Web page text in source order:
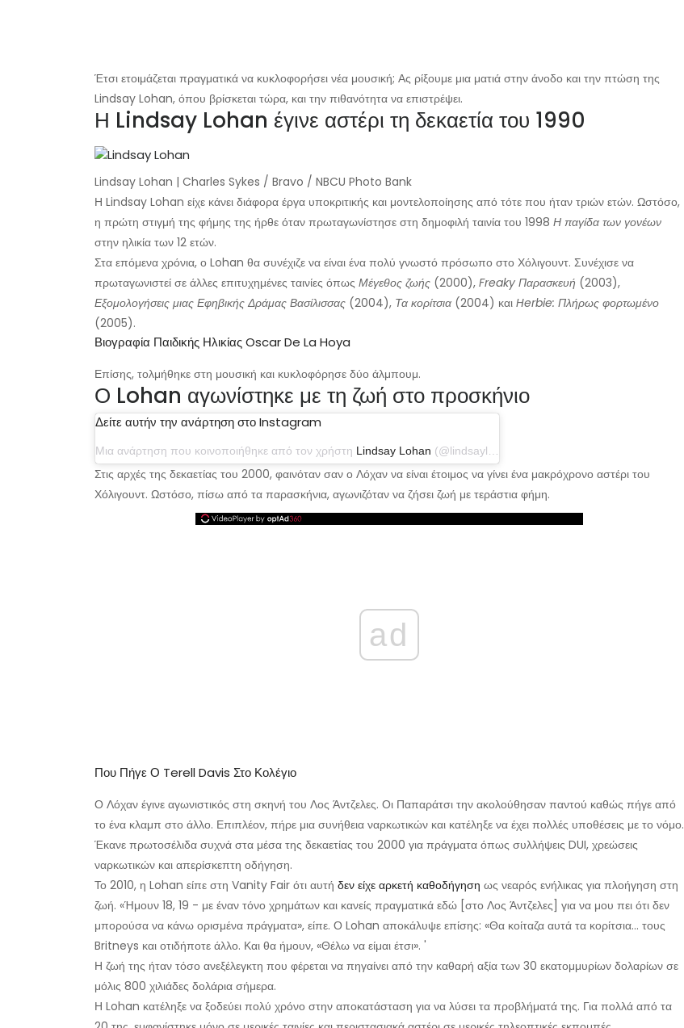
Έτσι ετοιμάζεται πραγματικά να κυκλοφορήσει νέα μουσική; Ας ρίξουμε μια ματιά στην άνοδο και την πτώση της
Lindsay Lohan, όπου βρίσκεται τώρα, και την πιθανότητα να επιστρέψει.
Η Lindsay Lohan έγινε αστέρι τη δεκαετία του 1990
Lindsay Lohan | Charles Sykes / Bravo / NBCU Photo Bank
Η Lindsay Lohan είχε κάνει διάφορα έργα υποκριτικής και μοντελοποίησης από τότε που ήταν τριών ετών. Ωστόσο,
η πρώτη στιγμή της φήμης της ήρθε όταν πρωταγωνίστησε στη δημοφιλή ταινία του 1998 Η παγίδα των γονέων
στην ηλικία των 12 ετών.
Στα επόμενα χρόνια, ο Lohan θα συνέχιζε να είναι ένα πολύ γνωστό πρόσωπο στο Χόλιγουντ. Συνέχισε να
πρωταγωνιστεί σε άλλες επιτυχημένες ταινίες όπως Μέγεθος ζωής (2000), Freaky Παρασκευή (2003),
Εξομολογήσεις μιας Εφηβικής Δράμας Βασίλισσας (2004), Τα κορίτσια (2004) και Herbie: Πλήρως φορτωμένο
(2005).
Βιογραφία Παιδικής Ηλικίας Oscar De La Hoya
Επίσης, τολμήθηκε στη μουσική και κυκλοφόρησε δύο άλμπουμ.
Ο Lohan αγωνίστηκε με τη ζωή στο προσκήνιο
Δείτε αυτήν την ανάρτηση στο Instagram
Μια ανάρτηση που κοινοποιήθηκε από τον χρήστη Lindsay Lohan (@lindsaylohan) στις 23 Ιουνίου 2019 στις 6:29 π.μ. PDT
Στις αρχές της δεκαετίας του 2000, φαινόταν σαν ο Λόχαν να είναι έτοιμος να γίνει ένα μακρόχρονο αστέρι του
Χόλιγουντ. Ωστόσο, πίσω από τα παρασκήνια, αγωνιζόταν να ζήσει ζωή με τεράστια φήμη.
ad
Που Πήγε Ο Terell Davis Στο Κολέγιο
Ο Λόχαν έγινε αγωνιστικός στη σκηνή του Λος Άντζελες. Οι Παπαράτσι την ακολούθησαν παντού καθώς πήγε από
το ένα κλαμπ στο άλλο. Επιπλέον, πήρε μια συνήθεια ναρκωτικών και κατέληξε να έχει πολλές υποθέσεις με το νόμο.
Έκανε πρωτοσέλιδα συχνά στα μέσα της δεκαετίας του 2000 για πράγματα όπως συλλήψεις DUI, χρεώσεις
ναρκωτικών και απερίσκεπτη οδήγηση.
Το 2010, η Lohan είπε στη Vanity Fair ότι αυτή δεν είχε αρκετή καθοδήγηση ως νεαρός ενήλικας για πλοήγηση στη
ζωή. «Ήμουν 18, 19 - με έναν τόνο χρημάτων και κανείς πραγματικά εδώ [στο Λος Άντζελες] για να μου πει ότι δεν
μπορούσα να κάνω ορισμένα πράγματα», είπε. Ο Lohan αποκάλυψε επίσης: «Θα κοίταζα αυτά τα κορίτσια… τους
Britneys και οτιδήποτε άλλο. Και θα ήμουν, «Θέλω να είμαι έτσι». '
Η ζωή της ήταν τόσο ανεξέλεγκτη που φέρεται να πηγαίνει από την καθαρή αξία των 30 εκατομμυρίων δολαρίων σε
μόλις 800 χιλιάδες δολάρια σήμερα.
Η Lohan κατέληξε να ξοδεύει πολύ χρόνο στην αποκατάσταση για να λύσει τα προβλήματά της. Για πολλά από τα